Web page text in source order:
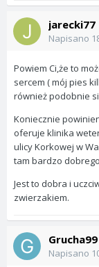
jarecki77
Napisano
Powiem Ci,że to
sercem ( mój pies
również podobnie
Koniecznie
oferuje klinika
ulicy Korkowej w
tam bardzo
Jest to dobra i
zwierzakiem.
Grucha99
Napisano